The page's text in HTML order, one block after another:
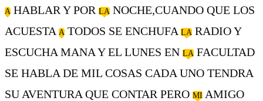
A HABLAR Y POR LA NOCHE,CUANDO QUE LOS
ACUESTA A TODOS SE ENCHUFA LA RADIO Y
ESCUCHA MANA Y EL LUNES EN LA FACULTAD
SE HABLA DE MIL COSAS CADA UNO TENDRA
SU AVENTURA QUE CONTAR PERO MI AMIGO